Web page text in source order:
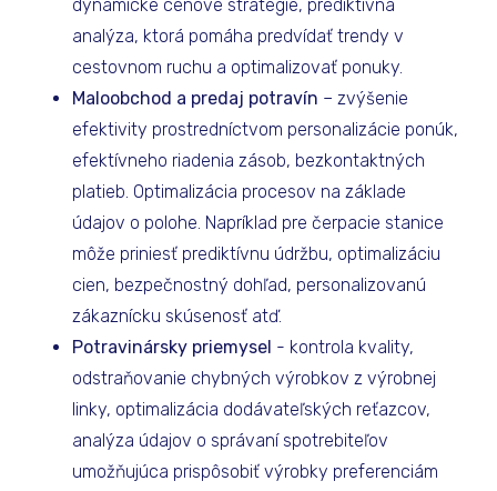
dynamické cenové stratégie, prediktívna
analýza, ktorá pomáha predvídať trendy v
cestovnom ruchu a optimalizovať ponuky.
Maloobchod a predaj potravín – zvýšenie
efektivity prostredníctvom personalizácie ponúk,
efektívneho riadenia zásob, bezkontaktných
platieb. Optimalizácia procesov na základe
údajov o polohe. Napríklad pre čerpacie stanice
môže priniesť prediktívnu údržbu, optimalizáciu
cien, bezpečnostný dohľad, personalizovanú
zákaznícku skúsenosť atď.
Potravinársky priemysel - kontrola kvality,
odstraňovanie chybných výrobkov z výrobnej
linky, optimalizácia dodávateľských reťazcov,
analýza údajov o správaní spotrebiteľov
umožňujúca prispôsobiť výrobky preferenciám